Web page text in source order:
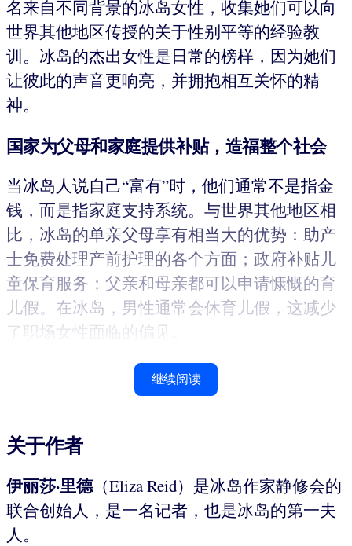
名来自不同背景的冰岛女性，收集她们可以向
世界其他地区传授的关于性别平等的经验教
训。冰岛的杰出女性是日常的榜样，因为她们
让彼此的声音更响亮，并拥抱相互关怀的精
神。
国家为父母和家庭提供补贴，造福整个社会
当冰岛人说自己“富有”时，他们通常不是指金
钱，而是指家庭支持系统。与世界其他地区相
比，冰岛的单亲父母享有相当大的优势：助产
士免费处理产前护理的各个方面；政府补贴儿
童保育服务；父亲和母亲都可以申请慷慨的育
儿假。在冰岛，男性通常会休育儿假，这减少
了职场女性面临的偏见。
继续阅读
关于作者
伊丽莎·里德（Eliza Reid）是冰岛作家静修会的
联合创始人，是一名记者，也是冰岛的第一夫
人。